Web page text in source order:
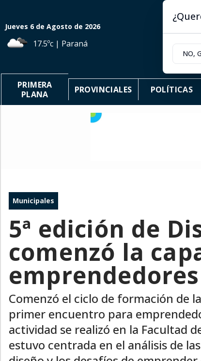
Jueves 6 de Agosto de 2026
17.5ºc | Paraná
PRIMERA
PLANA
PROVINCIALES POLÍTICAS
Municipales
5ª edición de
comenzó la
emprendedores
Comenzó el ciclo de formación de
primer encuentro para
actividad se realizó en la Facultad
estuvo centrada en el análisis de
NO,